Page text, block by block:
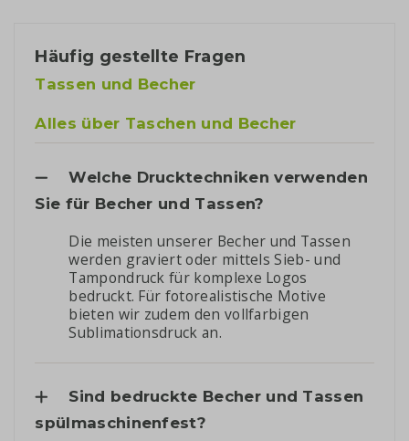
Häufig gestellte Fragen
Tassen und Becher
Alles über Taschen und Becher
Welche Drucktechniken verwenden
Sie für Becher und Tassen?
Die meisten unserer Becher und Tassen
werden graviert oder mittels Sieb- und
Tampondruck für komplexe Logos
bedruckt. Für fotorealistische Motive
bieten wir zudem den vollfarbigen
Sublimationsdruck an.
Sind bedruckte Becher und Tassen
spülmaschinenfest?